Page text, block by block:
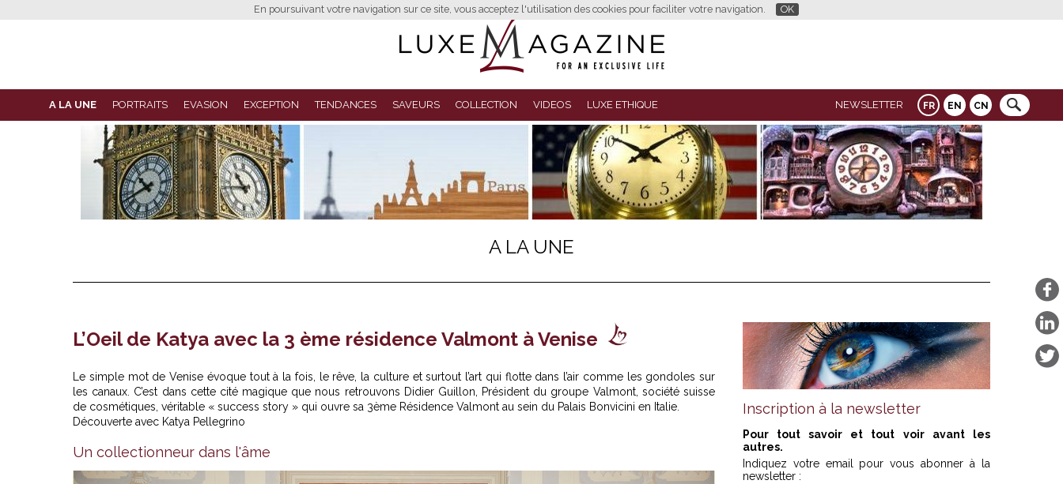
En poursuivant votre navigation sur ce site, vous acceptez l'utilisation des cookies pour faciliter votre navigation. OK
FR EN CN
A LA UNE PORTRAITS EVASION EXCEPTION TENDANCES SAVEURS COLLECTION VIDEOS LUXE ETHIQUE NEWSLETTER
A LA UNE
L’Oeil de Katya avec la 3 ème résidence Valmont à Venise
Le simple mot de Venise évoque tout à la fois, le rêve, la culture et surtout l’art qui flotte dans l’air comme les gondoles sur
les canaux. C’est dans cette cité magique que nous retrouvons Didier Guillon, Président du groupe Valmont, société suisse
de cosmétiques, véritable « success story » qui ouvre sa 3ème Résidence Valmont au sein du Palais Bonvicini en Italie.
Découverte avec Katya Pellegrino
Un collectionneur dans l'âme
Inscription à la newsletter
Pour tout savoir et tout voir avant les
autres.
Indiquez votre email pour vous abonner à la
newsletter :